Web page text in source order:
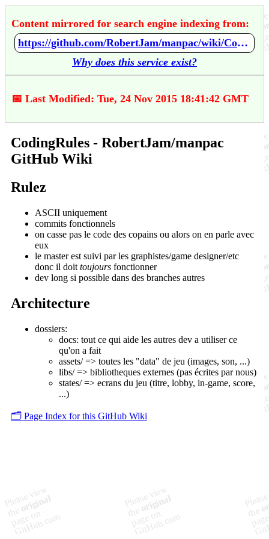
Content mirrored for search engine indexing from:
https://github.com/RobertJam/manpac/wiki/CodingRules
Why does this service exist?
📅 Last Modified: Tue, 24 Nov 2015 18:41:42 GMT
CodingRules - RobertJam/manpac
GitHub Wiki
Rulez
ASCII uniquement
commits fonctionnels
on casse pas le code des copains ou alors on en parle avec
eux
le master est suivi par les graphistes/game designer/etc
donc il doit toujours fonctionner
dev long si possible dans des branches autres
Architecture
dossiers:
docs: tout ce qui aide les autres dev a utiliser ce
qu'on a fait
assets/ => toutes les "data" de jeu (images, son, ...)
libs/ => bibliotheques externes (pas écrites par nous)
states/ => ecrans du jeu (titre, lobby, in-game, score,
...)
🗂️ Page Index for this GitHub Wiki